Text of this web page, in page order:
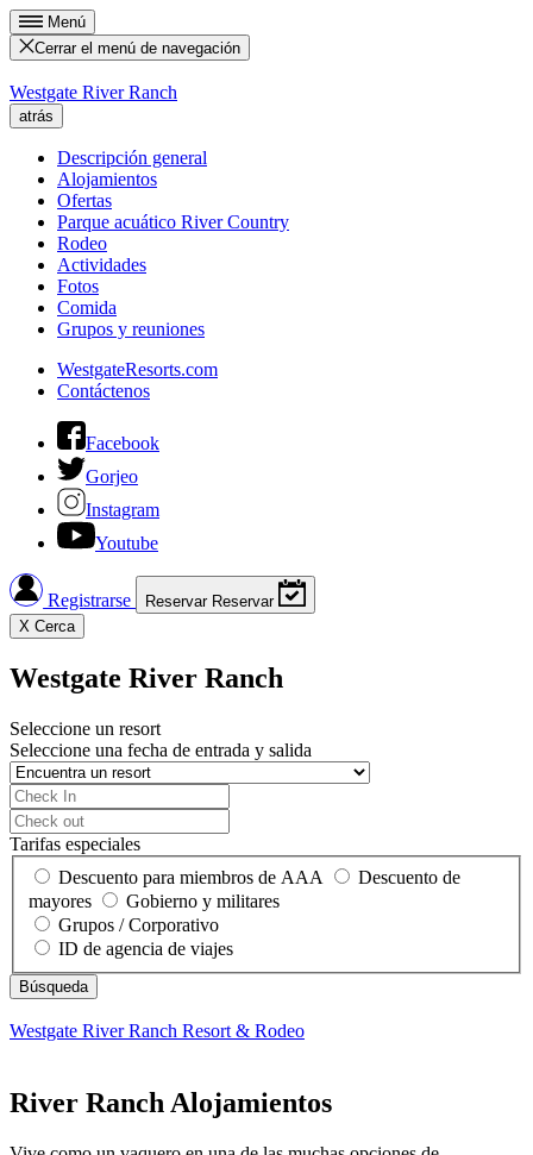
Menú
Cerrar el menú de navegación
Westgate River Ranch
atrás
Descripción general
Alojamientos
Ofertas
Parque acuático River Country
Rodeo
Actividades
Fotos
Comida
Grupos y reuniones
WestgateResorts.com
Contáctenos
Facebook
Gorjeo
Instagram
Youtube
Registrarse Reservar Reservar
X Cerca
Westgate River Ranch
Seleccione un resort
Seleccione una fecha de entrada y salida
Tarifas especiales
Descuento para miembros de AAA
Descuento de
mayores
Gobierno y militares
Grupos / Corporativo
ID de agencia de viajes
Westgate River Ranch Resort & Rodeo
River Ranch Alojamientos